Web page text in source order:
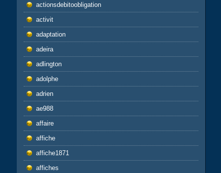
actionsdebitoobligation
activit
adaptation
adeira
adlington
adolphe
adrien
ae988
affaire
affiche
affiche1871
affiches